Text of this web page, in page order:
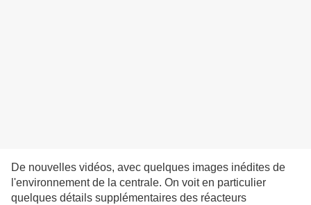
De nouvelles vidéos, avec quelques images inédites de
l'environnement de la centrale. On voit en particulier
quelques détails supplémentaires des réacteurs